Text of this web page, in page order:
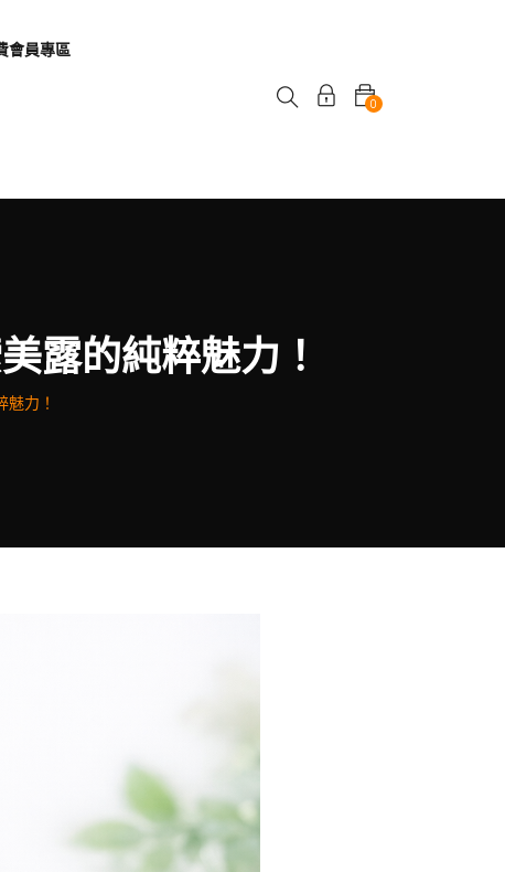
會員專區
0
露的純粹魅力！
力！